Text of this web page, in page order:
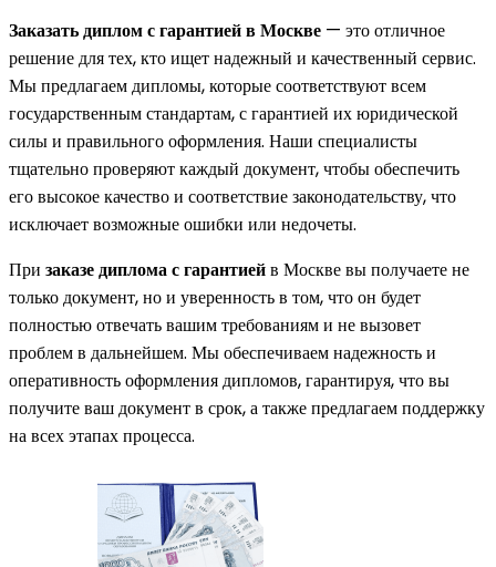
Заказать диплом с гарантией в Москве — это отличное
решение для тех, кто ищет надежный и качественный сервис.
Мы предлагаем дипломы, которые соответствуют всем
государственным стандартам, с гарантией их юридической
силы и правильного оформления. Наши специалисты
тщательно проверяют каждый документ, чтобы обеспечить
его высокое качество и соответствие законодательству, что
исключает возможные ошибки или недочеты.
При заказе диплома с гарантиейв Москве вы получаете не
только документ, но и уверенность в том, что он будет
полностью отвечать вашим требованиям и не вызовет
проблем в дальнейшем. Мы обеспечиваем надежность и
оперативность оформления дипломов, гарантируя, что вы
получите ваш документ в срок, а также предлагаем поддержку
на всех этапах процесса.